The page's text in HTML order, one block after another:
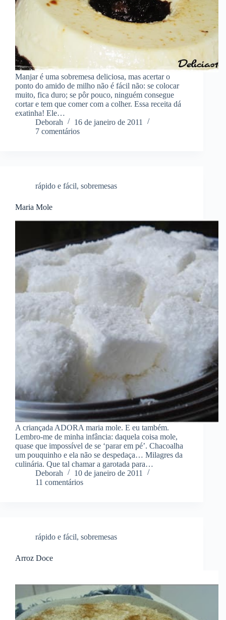
Manjar é uma sobremesa deliciosa, mas acertar o
ponto do amido de milho não é fácil não: se colocar
muito, fica duro; se pôr pouco, ninguém consegue
cortar e tem que comer com a colher. Essa receita dá
exatinha! Ele…
Deborah
16 de janeiro de 2011
7 comentários
rápido e fácil, sobremesas
Maria Mole
A criançada ADORA maria mole. E eu também.
Lembro-me de minha infância: daquela coisa mole,
quase que impossível de se ‘parar em pé’. Chacoalha
um pouquinho e ela não se despedaça… Milagres da
culinária. Que tal chamar a garotada para…
Deborah
10 de janeiro de 2011
11 comentários
rápido e fácil, sobremesas
Arroz Doce